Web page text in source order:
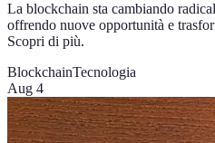
La blockchain sta cambiando
offrendo nuove opportunità e
Scopri di più.
BlockchainTecnologia
Aug 4